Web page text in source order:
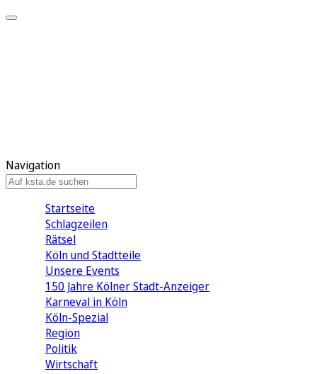
Navigation
Startseite
Schlagzeilen
Rätsel
Köln und Stadtteile
Unsere Events
150 Jahre Kölner Stadt-Anzeiger
Karneval in Köln
Köln-Spezial
Region
Politik
Wirtschaft